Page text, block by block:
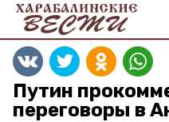
Путин
переговоры в